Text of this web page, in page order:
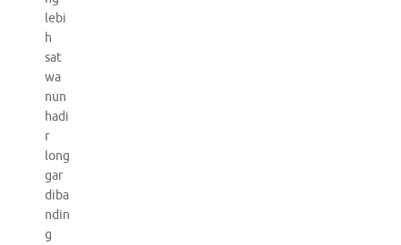
lebi
h
sat
wa
nun
hadi
r
long
gar
diba
ndin
g